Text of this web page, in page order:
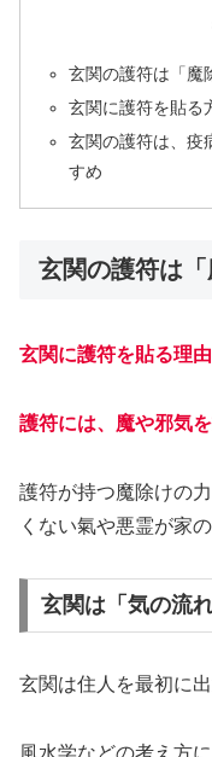
玄関の護符は「魔
玄関に護符を貼る
玄関の護符は、疫
すめ
玄関の護符は
玄関に護符を貼る理
護符には、魔や邪気
護符が持つ魔除けの
くない氣や悪霊が家
玄関は「気の流
玄関は住人を最初に